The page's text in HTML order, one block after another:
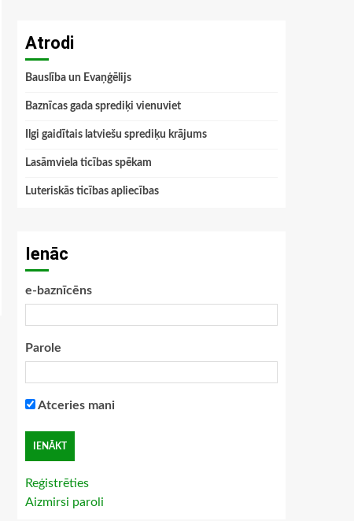
Atrodi
Bauslība un Evaņģēlijs
Baznīcas gada sprediķi vienuviet
Ilgi gaidītais latviešu sprediķu krājums
Lasāmviela ticības spēkam
Luteriskās ticības apliecības
Ienāc
e-baznīcēns
Parole
Atceries mani
Reģistrēties
Aizmirsi paroli